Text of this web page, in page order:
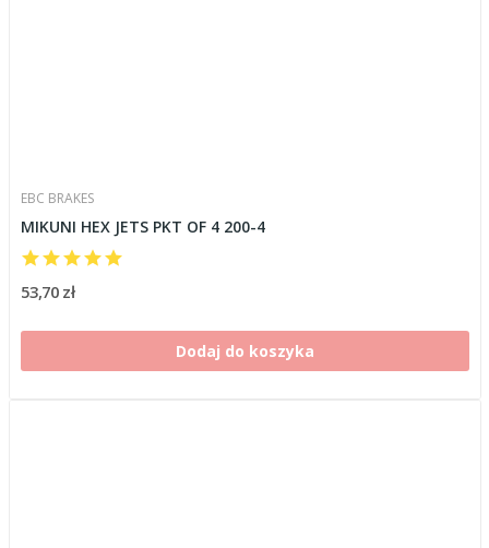
EBC BRAKES
MIKUNI HEX JETS PKT OF 4 200-4
53,70 zł
Dodaj do koszyka